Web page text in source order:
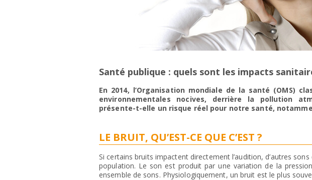
Santé publique : quels sont les impacts
En 2014, l’Organisation mondiale de la santé (OMS)
environnementales nocives, derrière la pollution
présente-t-elle un risque réel pour notre santé,
LE BRUIT, QU’EST-CE QUE C’EST ?
Si certains bruits impactent directement l’audition, d’autres
population. Le son est produit par une variation de la
ensemble de sons. Physiologiquement, un bruit est le plus